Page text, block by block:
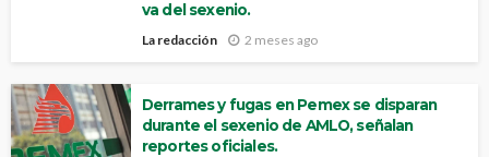
va del sexenio.
La redacción 2 meses ago
Derrames y fugas en Pemex se disparan
durante el sexenio de AMLO, señalan
reportes oficiales.